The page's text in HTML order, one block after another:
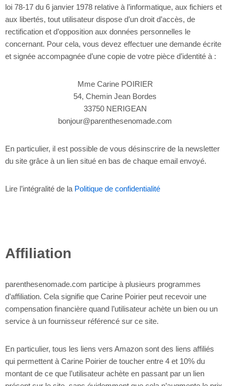
loi 78-17 du 6 janvier 1978 relative à l’informatique, aux fichiers et
aux libertés, tout utilisateur dispose d’un droit d’accès, de
rectification et d’opposition aux données personnelles le
concernant. Pour cela, vous devez effectuer une demande écrite
et signée accompagnée d’une copie de votre pièce d’identité à :
Mme Carine POIRIER
54, Chemin Jean Bordes
33750 NERIGEAN
bonjour@parenthesenomade.com
En particulier, il est possible de vous désinscrire de la newsletter
du site grâce à un lien situé en bas de chaque email envoyé.
Lire l’intégralité de la Politique de confidentialité
Affiliation
parenthesenomade.com participe à plusieurs programmes
d’affiliation. Cela signifie que Carine Poirier peut recevoir une
compensation financière quand l’utilisateur achète un bien ou un
service à un fournisseur référencé sur ce site.
En particulier, tous les liens vers Amazon sont des liens affiliés
qui permettent à Carine Poirier de toucher entre 4 et 10% du
montant de ce que l’utilisateur achète en passant par un lien